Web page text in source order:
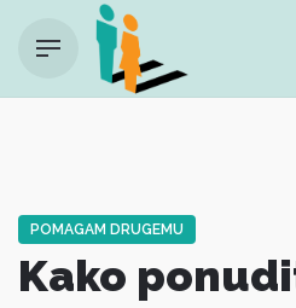
POMAGAM DRUGEMU
Kako